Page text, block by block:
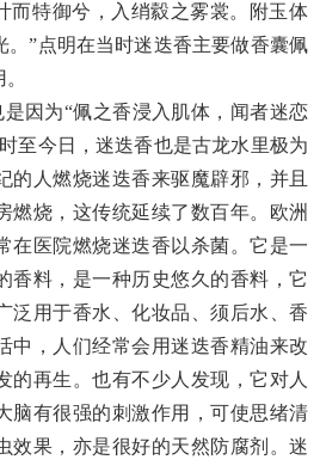
而特御兮，入绡縠之雾裳。附玉体
。”点明在当时迷迭香主要做香囊佩
因为“佩之香浸入肌体，闻者迷恋
至今日，迷迭香也是古龙水里极为
的人燃烧迷迭香来驱魔辟邪，并且
燃烧，这传统延续了数百年。欧洲
在医院燃烧迷迭香以杀菌。它是一
香料，是一种历史悠久的香料，它
泛用于香水、化妆品、须后水、香
中，人们经常会用迷迭香精油来改
的再生。也有不少人发现，它对人
脑有很强的刺激作用，可使思绪清
效果，亦是很好的天然防腐剂。 迷